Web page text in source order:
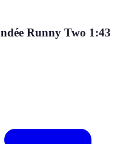
Runny Two 1:43